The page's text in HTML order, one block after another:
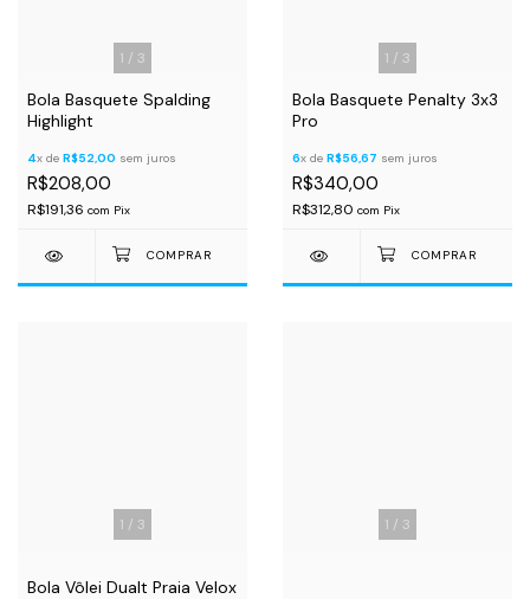
1 / 3
Bola Basquete Spalding
Highlight
4x de R$52,00 sem juros
R$208,00
R$191,36 com Pix
1 / 3
Bola Basquete Penalty 3x3
Pro
6x de R$56,67 sem juros
R$340,00
R$312,80 com Pix
1 / 3
Bola Vôlei Dualt Praia Velox
1 / 3